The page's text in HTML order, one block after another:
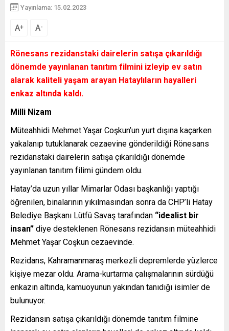
Yayınlama: 15.02.2023
A+ A-
Rönesans rezidanstaki dairelerin satışa çıkarıldığı
dönemde yayınlanan tanıtım filmini izleyip ev satın
alarak kaliteli yaşam arayan Hataylıların hayalleri
enkaz altında kaldı.
Milli Nizam
Müteahhidi Mehmet Yaşar Coşkun’un yurt dışına kaçarken
yakalanıp tutuklanarak cezaevine gönderildiği Rönesans
rezidanstaki dairelerin satışa çıkarıldığı dönemde
yayınlanan tanıtım filimi gündem oldu.
Hatay’da uzun yıllar Mimarlar Odası başkanlığı yaptığı
öğrenilen, binalarının yıkılmasından sonra da CHP’li Hatay
Belediye Başkanı Lütfü Savaş tarafından “idealist bir
insan” diye desteklenen Rönesans rezidansın müteahhidi
Mehmet Yaşar Coşkun cezaevinde.
Rezidans, Kahramanmaraş merkezli depremlerde yüzlerce
kişiye mezar oldu. Arama-kurtarma çalışmalarının sürdüğü
enkazın altında, kamuoyunun yakından tanıdığı isimler de
bulunuyor.
Rezidansın satışa çıkarıldığı dönemde tanıtım filmine